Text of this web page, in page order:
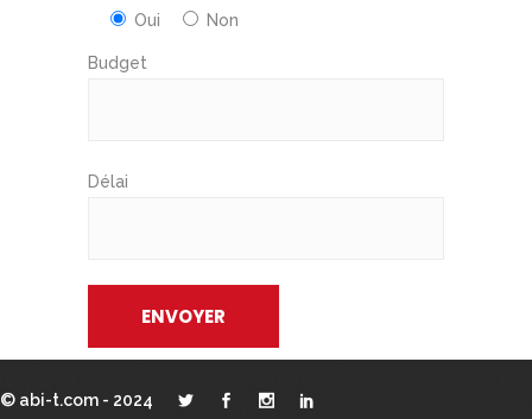
Oui
Non
Budget
Délai
© abi-t.com - 2024